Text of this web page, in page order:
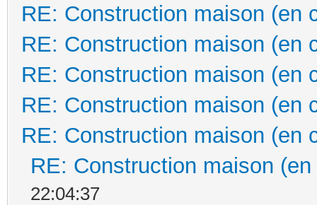
RE: Construction maison (en
RE: Construction maison (en
RE: Construction maison (en
RE: Construction maison (en
RE: Construction maison (en
RE: Construction maison
22:04:37